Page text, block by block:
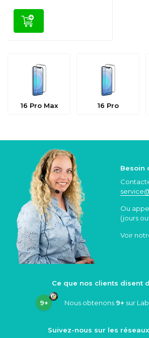
16 Pro Max 16 Pro
Besoin
Ou
(jours
Voir
Ce que nos clients disent
9+ Nous obtenons 9+ sur
Suivez-nous sur les